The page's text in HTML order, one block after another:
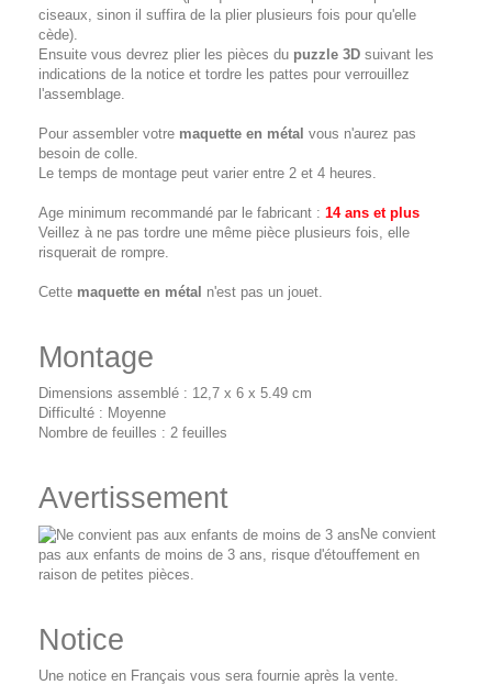
ciseaux, sinon il suffira de la plier plusieurs fois pour qu'elle
cède).
Ensuite vous devrez plier les pièces du puzzle 3D suivant les
indications de la notice et tordre les pattes pour verrouillez
l'assemblage.
Pour assembler votre maquette en métal vous n'aurez pas
besoin de colle.
Le temps de montage peut varier entre 2 et 4 heures.
Age minimum recommandé par le fabricant : 14 ans et plus
Veillez à ne pas tordre une même pièce plusieurs fois, elle
risquerait de rompre.
Cette maquette en métal n'est pas un jouet.
Montage
Dimensions assemblé : 12,7 x 6 x 5.49 cm
Difficulté : Moyenne
Nombre de feuilles : 2 feuilles
Avertissement
Ne convient
pas aux enfants de moins de 3 ans, risque d'étouffement en
raison de petites pièces.
Notice
Une notice en Français vous sera fournie après la vente.